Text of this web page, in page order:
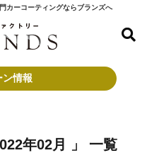
カーコーティングならブランズへ
情報
年02月 」 一覧